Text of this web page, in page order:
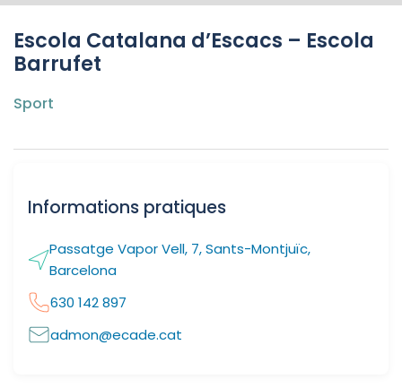
Escola Catalana d’Escacs – Escola
Barrufet
Sport
Informations pratiques
Passatge Vapor Vell, 7, Sants-Montjuïc,
Barcelona
630 142 897
admon@ecade.cat